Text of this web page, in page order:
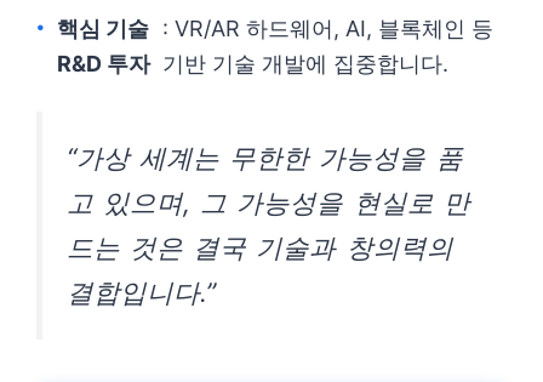
핵심 기술
R&D 투자
: VR/AR 하드웨어, AI, 블록체인 등
기반 기술 개발에 집중합니다.
“가상 세계는 무한한 가능성을 품
고 있으며, 그 가능성을 현실로 만
드는 것은 결국 기술과 창의력의
결합입니다.”